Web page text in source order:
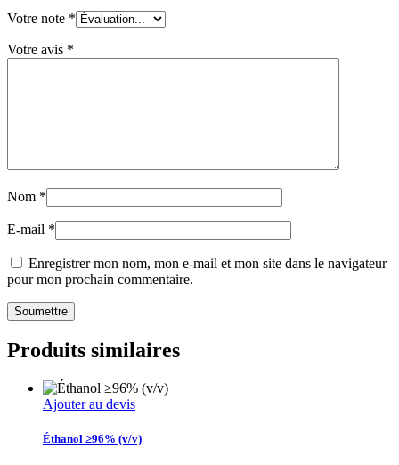
Votre note *
Votre avis *
Nom *
E-mail *
Enregistrer mon nom, mon e-mail et mon site dans le navigateur
pour mon prochain commentaire.
Produits similaires
Ajouter au devis
Éthanol ≥96% (v/v)